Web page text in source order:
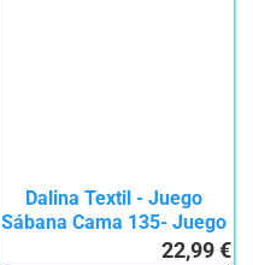
Dalina Textil - Juego
Sábana Cama 135- Juego
22,99 €